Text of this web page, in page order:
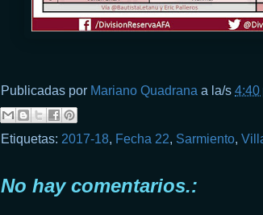
Publicadas por Mariano Quadrana a la/s 4:40
Etiquetas: 2017-18, Fecha 22, Sarmiento,
No hay comentarios.: